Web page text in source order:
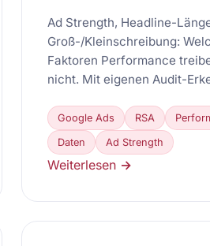
Ad Strength, Headline-
Groß-/Kleinschreibung:
Faktoren Performance
nicht. Mit eigenen Audit-
Google Ads RSA
Daten Ad Strength
Weiterlesen →